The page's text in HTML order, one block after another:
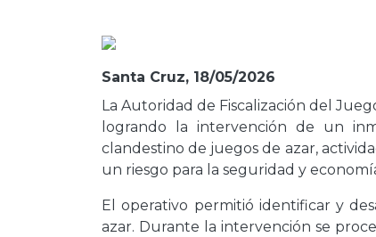
Santa Cruz, 18/05/2026
La Autoridad de Fiscalización del
logrando la intervención de un
clandestino de juegos de azar,
un riesgo para la seguridad y
El operativo permitió identificar y
azar. Durante la intervención se